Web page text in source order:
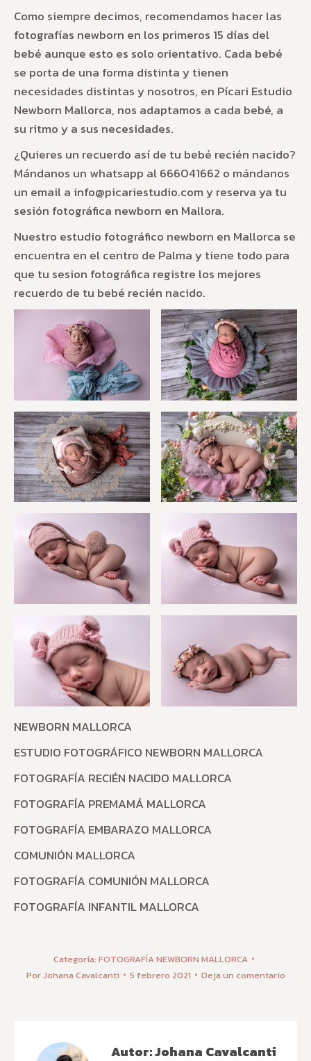
Como siempre decimos, recomendamos hacer las
fotografías newborn en los primeros 15 días del
bebé aunque esto es solo orientativo. Cada bebé
se porta de una forma distinta y tienen
necesidades distintas y nosotros, en Pícari Estudio
Newborn Mallorca, nos adaptamos a cada bebé, a
su ritmo y a sus necesidades.
¿Quieres un recuerdo así de tu bebé recién nacido?
Mándanos un whatsapp al 666041662 o mándanos
un email a info@picariestudio.com y reserva ya tu
sesión fotográfica newborn en Mallora.
Nuestro estudio fotográfico newborn en Mallorca se
encuentra en el centro de Palma y tiene todo para
que tu sesion fotográfica registre los mejores
recuerdo de tu bebé recién nacido.
NEWBORN MALLORCA
ESTUDIO FOTOGRÁFICO NEWBORN MALLORCA
FOTOGRAFÍA RECIÉN NACIDO MALLORCA
FOTOGRAFÍA PREMAMÁ MALLORCA
FOTOGRAFÍA EMBARAZO MALLORCA
COMUNIÓN MALLORCA
FOTOGRAFÍA COMUNIÓN MALLORCA
FOTOGRAFÍA INFANTIL MALLORCA
Categoría: FOTOGRAFÍA NEWBORN MALLORCA
PorJohana Cavalcanti 5 febrero 2021 Deja un comentario
Autor:Johana Cavalcanti